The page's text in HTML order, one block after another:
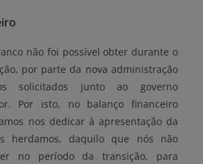
não foi possível obter durante o
por parte da nova administração
solicitados junto ao governo
Por isto, no balanço financeiro
nos dedicar à apresentação da
herdamos, daquilo que nós não
no período da transição, para